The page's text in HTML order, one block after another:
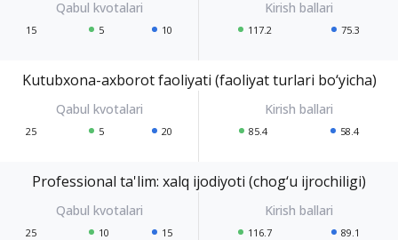
15 5 10 117.2 75.3
Kutubxona-axborot faoliyati (faoliyat turlari bo‘yicha)
25 5 20 85.4 58.4
Professional ta'lim: xalq ijodiyoti (chog‘u ijrochiligi)
25 10 15 116.7 89.1